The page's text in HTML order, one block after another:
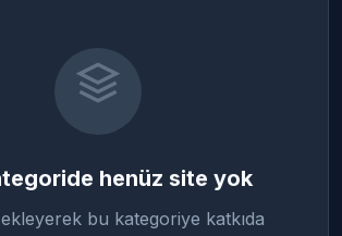
henüz site yok
bu kategoriye katkıda